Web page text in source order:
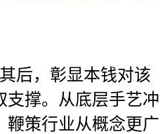
，彰显本钱对该
支撑。从底层手艺冲
鞭策行业从概念更广